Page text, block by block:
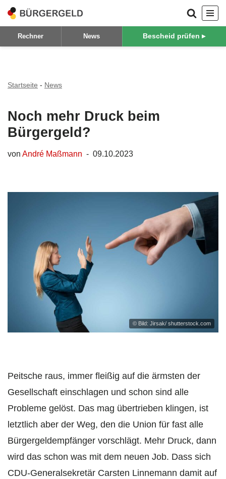
Zum
Inhalt
Rechner News Bescheid prüfen ▸
Startseite - News
Noch mehr Druck beim
Bürgergeld?
von André Maßmann 09.10.2023
© Bild: Jirsak/ shutterstock.com
Peitsche raus, immer fleißig auf die ärmsten der
Gesellschaft einschlagen und schon sind alle
Probleme gelöst. Das mag übertrieben klingen, ist
letztlich aber der Weg, den die Union für fast alle
Bürgergeldempfänger vorschlägt. Mehr Druck, dann
wird das schon was mit dem neuen Job. Dass sich
CDU-Generalsekretär Carsten Linnemann damit auf